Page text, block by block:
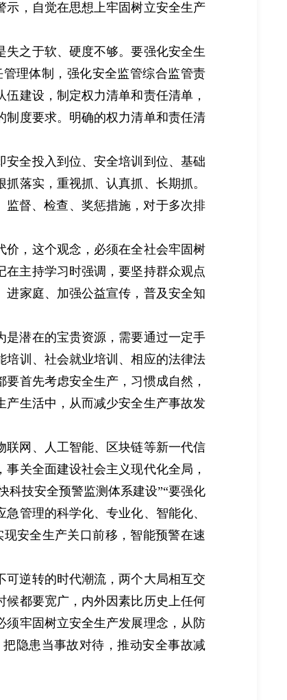
示，自觉在思想上牢固树立安全生产
之于软、硬度不够。要强化安全生
理体制，强化安全监管综合监管责
建设，制定权力清单和责任清单，
制度要求。明确的权力清单和责任清
全投入到位、安全培训到位、基础
落实，重视抓、认真抓、长期抓。
监督、检查、奖惩措施，对于多次排
价，这个观念，必须在全社会牢固树
在主持学习时强调，要坚持群众观点
家庭、加强公益宣传，普及安全知
是潜在的宝贵资源，需要通过一定手
培训、社会就业培训、相应的法律法
首先考虑安全生产，习惯成自然，
产生活中，从而减少安全生产事故发
联网、人工智能、区块链等新一代信
关全面建设社会主义现代化全局，
科技安全预警监测体系建设”“要强化
管理的科学化、专业化、智能化、
安全生产关口前移，智能预警在速
逆转的时代潮流，两个大局相互交
候都要宽广，内外因素比历史上任何
须牢固树立安全生产发展理念，从防
隐患当事故对待，推动安全事故减